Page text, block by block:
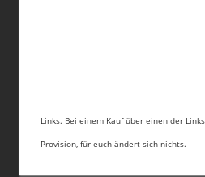
Links. Bei einem Kauf über einen der
Provision, für euch ändert sich nichts.